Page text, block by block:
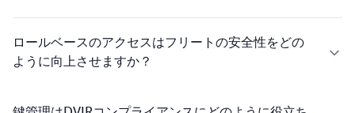
ロールベースのアクセスはフリートの安全性をどの
ように向上させますか？